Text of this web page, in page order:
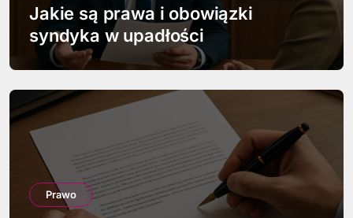
Jakie są prawa i obowiązki
syndyka w upadłości
Prawo